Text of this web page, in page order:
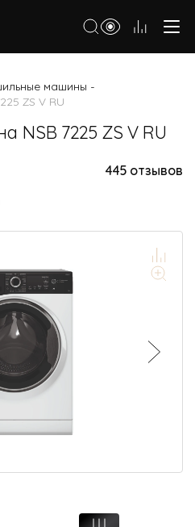
машины
машины -
ZS V RU
NSB 7225 ZS V RU
445 отзывов